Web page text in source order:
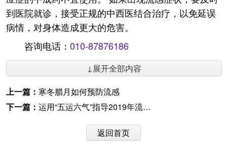
到医院就诊，接受正规的中西医结合治疗，以免延误
病情，对身体造成更大的危害。
咨询电话： 010-87876186
↓展开全部内容
上一篇： 寒冬腊月如何预防流感
下一篇： 运用“五运六气”指导2019年流感预防
返回首页